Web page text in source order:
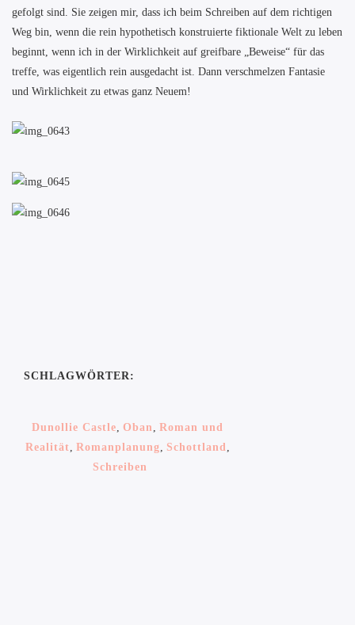
gefolgt sind. Sie zeigen mir, dass ich beim Schreiben auf dem richtigen
Weg bin, wenn die rein hypothetisch konstruierte fiktionale Welt zu leben
beginnt, wenn ich in der Wirklichkeit auf greifbare „Beweise“ für das
treffe, was eigentlich rein ausgedacht ist. Dann verschmelzen Fantasie
und Wirklichkeit zu etwas ganz Neuem!
SCHLAGWÖRTER:
Dunollie Castle,Oban,Roman und
Realität,Romanplanung, Schottland,
Schreiben